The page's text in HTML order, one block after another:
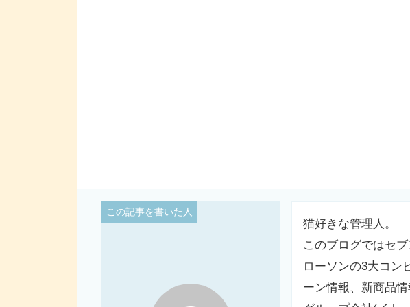
猫好きな管理人。
このブログではセ
ローソンの3大コン
ーン情報、新商品